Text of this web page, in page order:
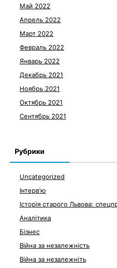
Май 2022
Апрель 2022
Март 2022
Февраль 2022
Январь 2022
Декабрь 2021
Ноябрь 2021
Октябрь 2021
Сентябрь 2021
Рубрики
Uncategorized
Інтерв'ю
Історія старого Львова:
Аналітика
Бізнес
Війна за незалежність
Війна за незалежніть